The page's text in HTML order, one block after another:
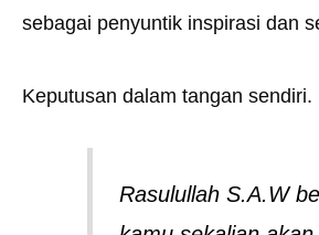
sebagai penyuntik inspirasi dan
Keputusan dalam tangan sendiri.
Rasulullah S.A.W